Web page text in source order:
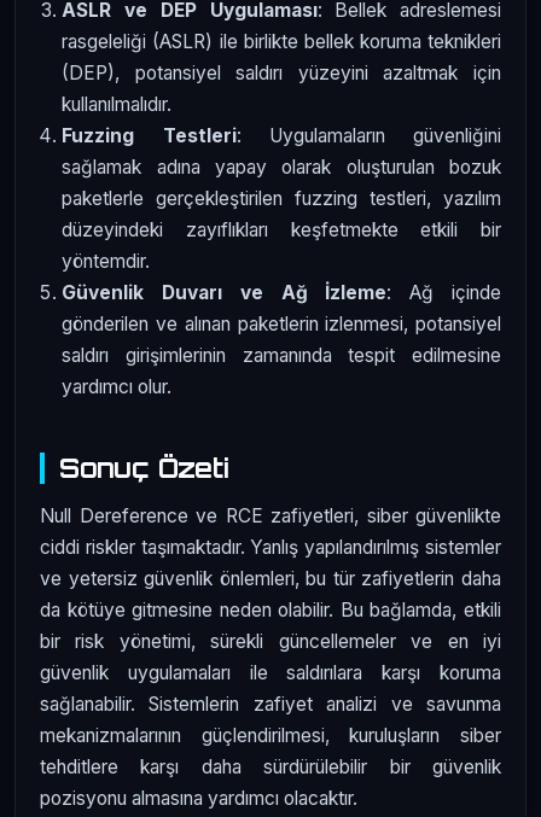
ASLR ve DEP Uygulaması: Bellek adreslemesi
rasgeleliği (ASLR) ile birlikte bellek koruma teknikleri
(DEP), potansiyel saldırı yüzeyini azaltmak için
kullanılmalıdır.
Fuzzing Testleri: Uygulamaların güvenliğini
sağlamak adına yapay olarak oluşturulan bozuk
paketlerle gerçekleştirilen fuzzing testleri, yazılım
düzeyindeki zayıflıkları keşfetmekte etkili bir
yöntemdir.
Güvenlik Duvarı ve Ağ İzleme: Ağ içinde
gönderilen ve alınan paketlerin izlenmesi, potansiyel
saldırı girişimlerinin zamanında tespit edilmesine
yardımcı olur.
Sonuç Özeti
Null Dereference ve RCE zafiyetleri, siber güvenlikte
ciddi riskler taşımaktadır. Yanlış yapılandırılmış sistemler
ve yetersiz güvenlik önlemleri, bu tür zafiyetlerin daha
da kötüye gitmesine neden olabilir. Bu bağlamda, etkili
bir risk yönetimi, sürekli güncellemeler ve en iyi
güvenlik uygulamaları ile saldırılara karşı koruma
sağlanabilir. Sistemlerin zafiyet analizi ve savunma
mekanizmalarının güçlendirilmesi, kuruluşların siber
tehditlere karşı daha sürdürülebilir bir güvenlik
pozisyonu almasına yardımcı olacaktır.